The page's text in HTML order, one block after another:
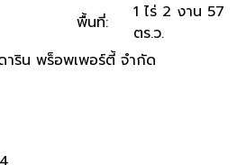
พื้นที่:
1 ไร่ 2 งาน 57
ตร.ว.
าริน พร็อพเพอร์ตี้ จำกัด